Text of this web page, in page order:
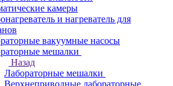
камеры
и нагреватель для
вакуумные насосы
мешалки
Назад
Лабораторные мешалки
Верхнеприводные лабораторные